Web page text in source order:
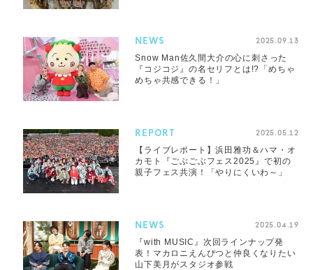
NEWS 2025.09.13
Snow Man佐久間大介の心に刺さった
『コジコジ』の名セリフとは!?「めちゃ
めちゃ共感できる！」
REPORT 2025.05.12
【ライブレポート】浜田雅功＆ハマ・オ
カモト『ごぶごぶフェス2025』で初の
親子フェス共演！「やりにくいわ～」
NEWS 2025.04.19
『with MUSIC』次回ラインナップ発
表！マカロニえんぴつと仲良くなりたい
山下美月がスタジオ参戦